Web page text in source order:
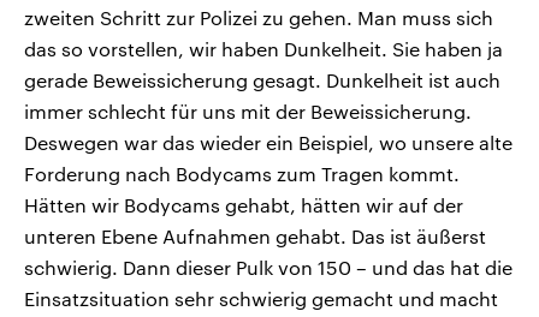
zweiten Schritt zur Polizei zu gehen. Man muss sich
das so vorstellen, wir haben Dunkelheit. Sie haben ja
gerade Beweissicherung gesagt. Dunkelheit ist auch
immer schlecht für uns mit der Beweissicherung.
Deswegen war das wieder ein Beispiel, wo unsere alte
Forderung nach Bodycams zum Tragen kommt.
Hätten wir Bodycams gehabt, hätten wir auf der
unteren Ebene Aufnahmen gehabt. Das ist äußerst
schwierig. Dann dieser Pulk von 150 – und das hat die
Einsatzsituation sehr schwierig gemacht und macht